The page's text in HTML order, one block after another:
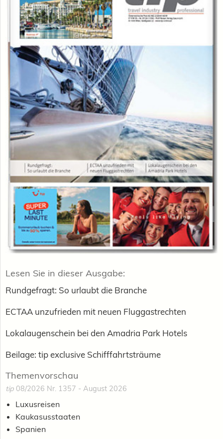
Lesen Sie in dieser Ausgabe:
Rundgefragt: So urlaubt die Branche
ECTAA unzufrieden mit neuen Fluggastrechten
Lokalaugenschein bei den Amadria Park Hotels
Beilage: tip exclusive Schifffahrtsträume
Themenvorschau
tip 08/2026 Nr. 1357 - August 2026
Luxusreisen
Kaukasusstaaten
Spanien